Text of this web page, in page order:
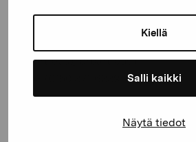
Kiellä
Salli kaikki
Näytä tiedot
proartibus@proartibus.fi